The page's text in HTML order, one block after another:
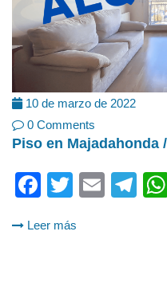
10 de marzo de 2022
0 Comments
Piso en Majadahonda
Facebook
Twitter
Email
Leer más